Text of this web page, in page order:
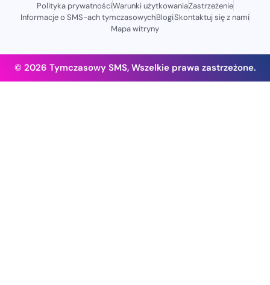
Polityka prywatnościWarunki użytkowaniaZastrzeżenie
Informacje o SMS-ach tymczasowychBlogiSkontaktuj się z nami
Mapa witryny
© 2026 Tymczasowy SMS, Wszelkie prawa zastrzeżone.